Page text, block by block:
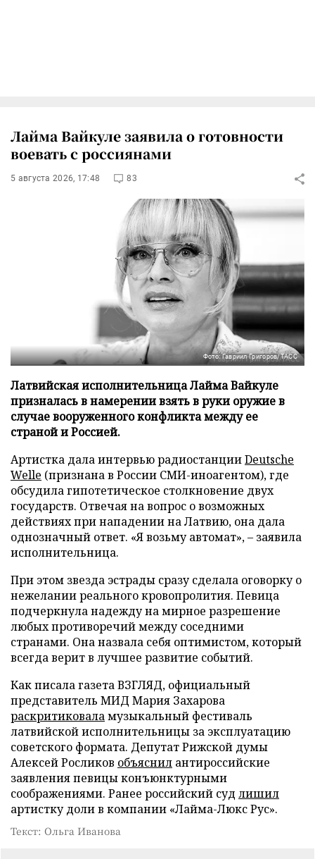
Лайма Вайкуле заявила о готовности
воевать с россиянами
5 августа 2026, 17:48 83
Фото: Гавриил Григоров/ТАСС
Латвийская исполнительница Лайма Вайкуле
призналась в намерении взять в руки оружие в
случае вооруженного конфликта между ее
страной и Россией.
Артистка дала интервью радиостанцииDeutsche
Welle (признана в России СМИ-иноагентом), где
обсудила гипотетическое столкновение двух
государств. Отвечая на вопрос о возможных
действиях при нападении на Латвию, она дала
однозначный ответ. «Я возьму автомат», – заявила
исполнительница.
При этом звезда эстрады сразу сделала оговорку о
нежелании реального кровопролития. Певица
подчеркнула надежду на мирное разрешение
любых противоречий между соседними
странами. Она назвала себя оптимистом, который
всегда верит в лучшее развитие событий.
Как писала газета ВЗГЛЯД, официальный
представитель МИД Мария Захарова
раскритиковаламузыкальный фестиваль
латвийской исполнительницы за эксплуатацию
советского формата. Депутат Рижской думы
Алексей Росликов объяснил антироссийские
заявления певицы конъюнктурными
соображениями. Ранее российский суд лишил
артистку доли в компании «Лайма-Люкс Рус».
Текст: Ольга Иванова